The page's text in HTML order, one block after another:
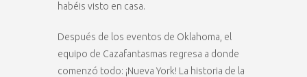
habéis visto en casa.
Después de los eventos de Oklahoma, el
equipo de Cazafantasmas regresa a donde
comenzó todo: ¡Nueva York! La historia de la